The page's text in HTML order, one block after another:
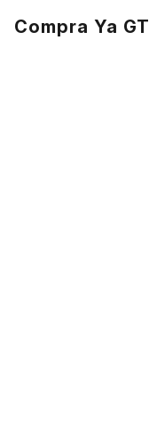
Compra Ya GT